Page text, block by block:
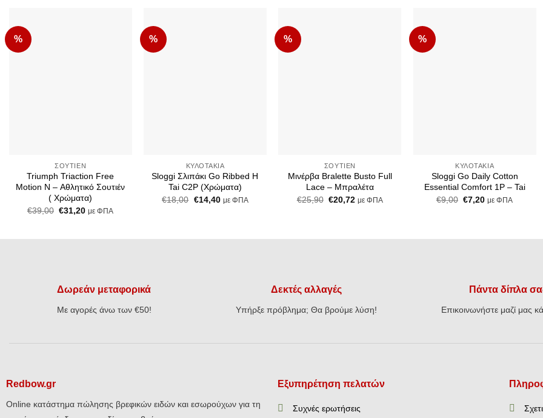
%
ΣΟΥΤΙΈΝ
Triumph Triaction Free
Motion N – Αθλητικό Σουτιέν
( Χρώματα)
€39,00 Original
€31,20Ημε ΦΠΑ
%
ΚΥΛΟΤΆΚΙΑ
Sloggi Σλιπάκι Go Ribbed H
Tai C2P (Χρώματα)
€18,00 Original
€14,40Ημε ΦΠΑ
%
ΣΟΥΤΙΈΝ
Μινέρβα Bralette Busto Full
Lace – Μπραλέτα
€25,90 Original
€20,72Ημε ΦΠΑ
%
ΚΥΛΟΤΆΚΙΑ
Sloggi Go Daily Cotton
Essential Comfort 1P – Tai
€9,00 Original
€7,20Ημε ΦΠΑ
Δωρεάν μεταφορικά
Με αγορές άνω των €50!
Δεκτές αλλαγές
Υπήρξε πρόβλημα; Θα βρούμε λύση!
Πάντα δίπλα
Επικοινωνήστε μαζί μας
Redbow.gr
Online κατάστημα πώλησης βρεφικών ειδών και εσωρούχων για τη
Εξυπηρέτηση πελατών
Συχνές ερωτήσεις